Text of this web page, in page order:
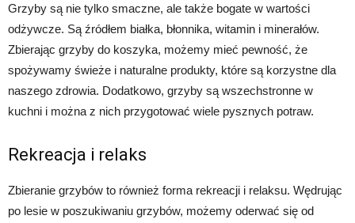
Grzyby są nie tylko smaczne, ale także bogate w wartości
odżywcze. Są źródłem białka, błonnika, witamin i minerałów.
Zbierając grzyby do koszyka, możemy mieć pewność, że
spożywamy świeże i naturalne produkty, które są korzystne dla
naszego zdrowia. Dodatkowo, grzyby są wszechstronne w
kuchni i można z nich przygotować wiele pysznych potraw.
Rekreacja i relaks
Zbieranie grzybów to również forma rekreacji i relaksu. Wędrując
po lesie w poszukiwaniu grzybów, możemy oderwać się od